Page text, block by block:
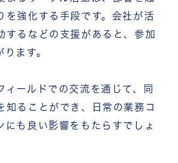
を強化する手段です。会社が活
するなどの支援があると、参加
ます。
ィールドでの交流を通じて、同
知ることができ、日常の業務コ
にも良い影響をもたらすでしょ